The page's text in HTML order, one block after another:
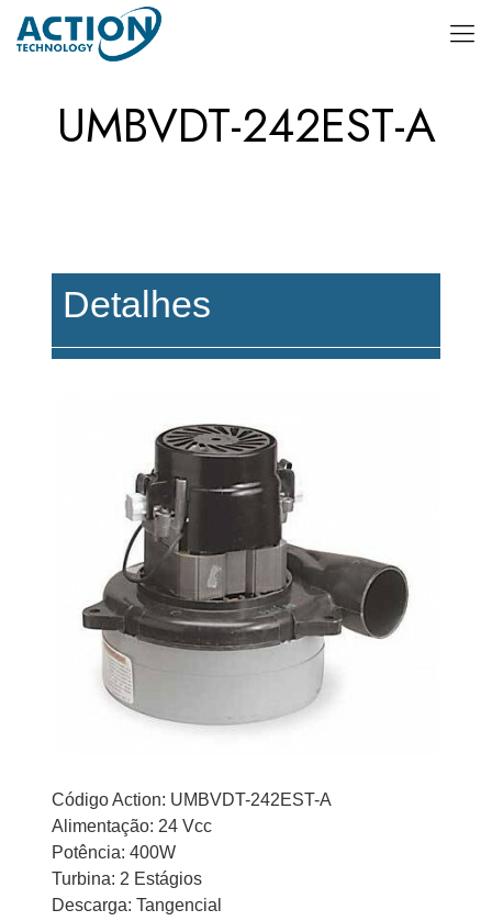
UMBVDT-242EST-A
Detalhes
Código Action: UMBVDT-242EST-A
Alimentação: 24 Vcc
Potência: 400W
Turbina: 2 Estágios
Descarga: Tangencial